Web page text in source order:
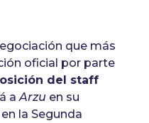
que más
oficial por parte
del staff
aArzu en su
la Segunda